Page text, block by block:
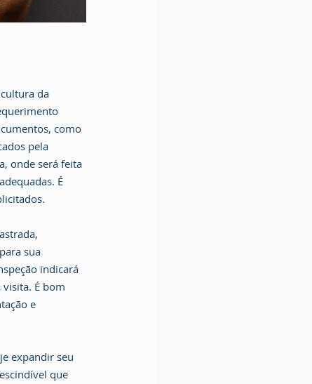
da
como
pela
onde será feita
É
sua
indicará
É bom
e
expandir seu
que